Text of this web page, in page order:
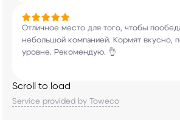
Отличное место для того, чтобы
небольшой компанией. Кормят вкусно,
уровне. Рекомендую. 👌
Scroll to load
Service provided by Toweco